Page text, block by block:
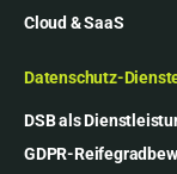
Cloud & SaaS
Datenschutz-
DSB als
GDPR-